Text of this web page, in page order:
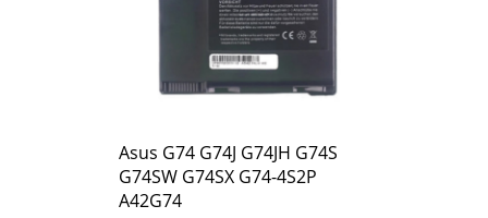
Asus G74 G74J G74JH G74S
G74SW G74SX G74-4S2P
A42G74